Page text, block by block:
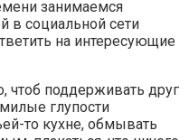
занимаемся
в социальной сети
на интересующие
чтоб поддерживать друг
глупости
то кухне, обмывать